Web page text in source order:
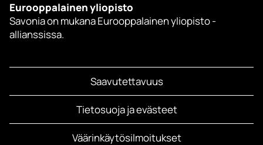
Eurooppalainen yliopisto
Savonia on mukana Eurooppalainen yliopisto -
allianssissa.
Saavutettavuus
Tietosuoja ja evästeet
Väärinkäytösilmoitukset